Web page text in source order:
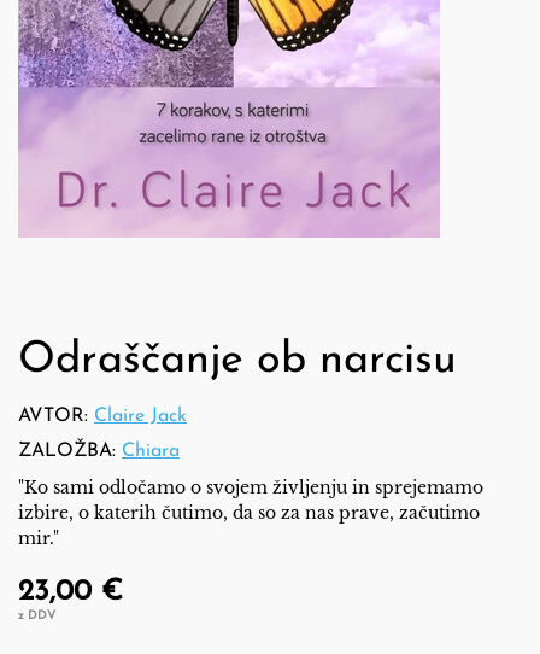
Odraščanje ob narcisu
AVTOR: Claire Jack
ZALOŽBA: Chiara
"Ko sami odločamo o svojem življenju in sprejemamo
izbire, o katerih čutimo, da so za nas prave, začutimo
mir."
23,00 €
z DDV